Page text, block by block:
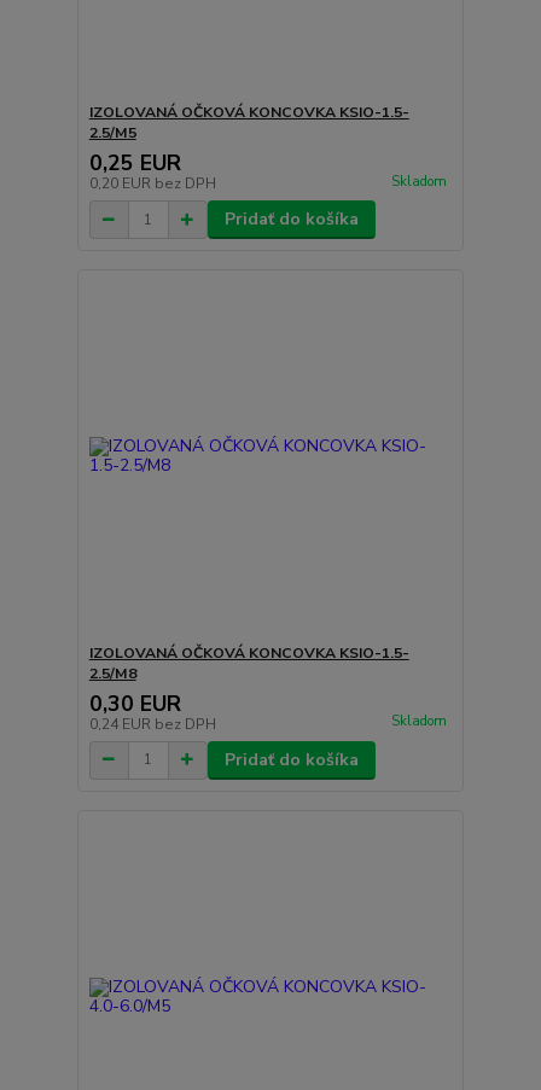
IZOLOVANÁ OČKOVÁ KONCOVKA KSIO-1.5-
2.5/M5
0,25 EUR
0,20 EUR bez DPH Skladom
Pridať do košíka
IZOLOVANÁ OČKOVÁ KONCOVKA KSIO-1.5-
2.5/M8
0,30 EUR
0,24 EUR bez DPH Skladom
Pridať do košíka